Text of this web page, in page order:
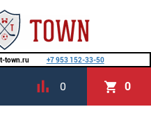
town.ru +7 953 152-33-50
0 0